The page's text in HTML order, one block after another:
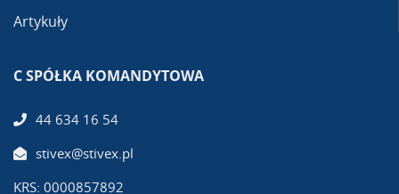
Artykuły
C SPÓŁKA KOMANDYTOWA
44 634 16 54
stivex@stivex.pl
KRS: 0000857892